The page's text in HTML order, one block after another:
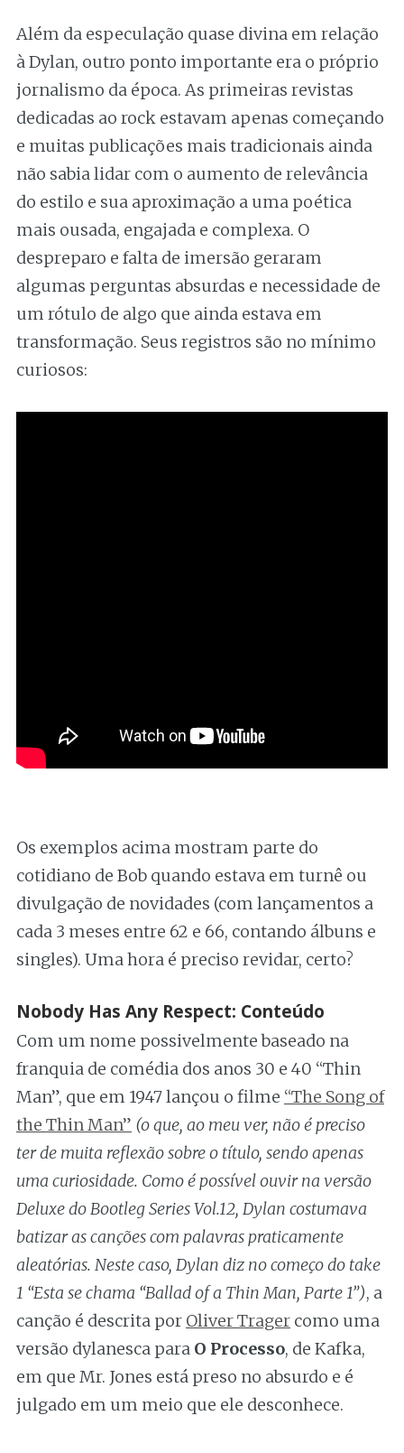
Além da especulação quase divina em relação
à Dylan, outro ponto importante era o próprio
jornalismo da época. As primeiras revistas
dedicadas ao rock estavam apenas começando
e muitas publicações mais tradicionais ainda
não sabia lidar com o aumento de relevância
do estilo e sua aproximação a uma poética
mais ousada, engajada e complexa. O
despreparo e falta de imersão geraram
algumas perguntas absurdas e necessidade de
um rótulo de algo que ainda estava em
transformação. Seus registros são no mínimo
curiosos:
Os exemplos acima mostram parte do
cotidiano de Bob quando estava em turnê ou
divulgação de novidades (com lançamentos a
cada 3 meses entre 62 e 66, contando álbuns e
singles). Uma hora é preciso revidar, certo?
Nobody Has Any Respect: Conteúdo
Com um nome possivelmente baseado na
franquia de comédia dos anos 30 e 40 “Thin
Man”, que em 1947 lançou o filme “The Song of
the Thin Man” (o que, ao meu ver, não é preciso
ter de muita reflexão sobre o título, sendo apenas
uma curiosidade. Como é possível ouvir na versão
Deluxe do Bootleg Series Vol.12, Dylan costumava
batizar as canções com palavras praticamente
aleatórias. Neste caso, Dylan diz no começo do take
1 “Esta se chama “Ballad of a Thin Man, Parte 1”), a
canção é descrita por Oliver Trager como uma
versão dylanesca para O Processo, de Kafka,
em que Mr. Jones está preso no absurdo e é
julgado em um meio que ele desconhece.